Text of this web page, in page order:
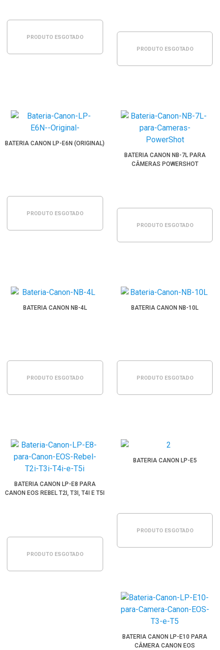
PRODUTO ESGOTADO
PRODUTO ESGOTADO
BATERIA CANON LP-E6N (ORIGINAL)
PRODUTO ESGOTADO
BATERIA CANON NB-7L PARA
CÂMERAS POWERSHOT
PRODUTO ESGOTADO
BATERIA CANON NB-4L
PRODUTO ESGOTADO
BATERIA CANON NB-10L
PRODUTO ESGOTADO
BATERIA CANON LP-E8 PARA
CANON EOS REBEL T2I, T3I, T4I E T5I
PRODUTO ESGOTADO
BATERIA CANON LP-E5
PRODUTO ESGOTADO
BATERIA CANON LP-E10 PARA
CÂMERA CANON EOS